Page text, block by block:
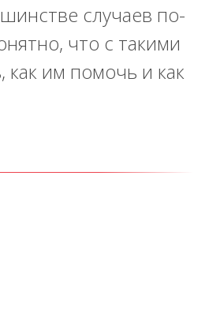
случаев по-
что с такими
как им помочь и как